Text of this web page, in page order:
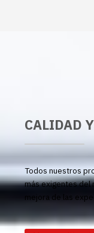
CALIDAD Y
Todos nuestros
más exigentes del
mejora de las